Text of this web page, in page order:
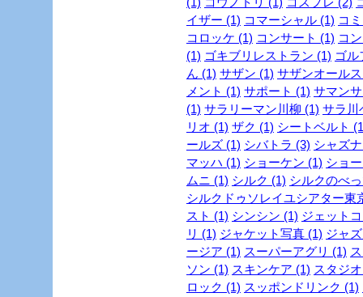
イザー (1) コマーシャル (1) コ
コロッケ (1) コンサート (1) コ
(1) ゴキブリレストラン (1) ゴル
ん (1) サザン (1) サザンオール
メント (1) サポート (1) サマン
(1) サラリーマン川柳 (1) サラ川
リオ (1) ザク (1) シートベルト
ールズ (1) シバトラ (3) シャズ
マッハ (1) ショーケン (1) ショ
ムニ (1) シルク (1) シルクのべ
シルクドゥソレイユシアター東
スト (1) シンシン (1) ジェット
リ (1) ジャケット写真 (1) ジャ
ージア (1) スーパーアグリ (1)
ソン (1) スキンケア (1) スタジ
ロック (1) スッポンドリンク (1)